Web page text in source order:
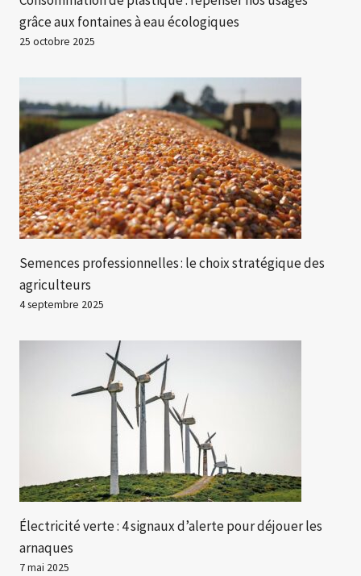
grâce aux fontaines à eau écologiques
25 octobre 2025
Semences professionnelles : le choix stratégique des
agriculteurs
4 septembre 2025
Électricité verte : 4 signaux d’alerte pour déjouer les
arnaques
7 mai 2025